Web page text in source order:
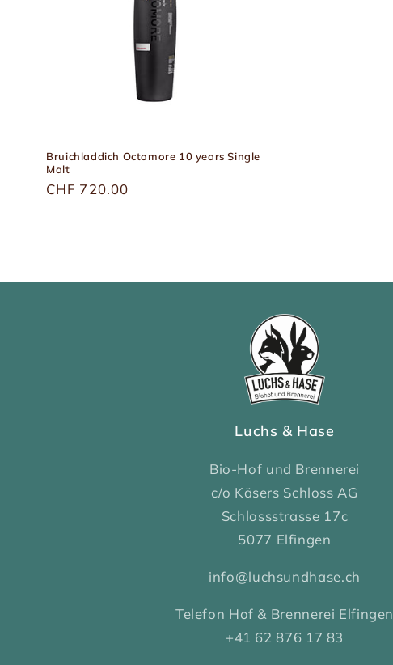
Bruichladdich Octomore 10 years Single
Malt
Üblicher
CHF 720.00
Luchs & Hase
Bio-Hof und Brennerei
c/o Käsers Schloss AG
Schlossstrasse 17c
5077 Elfingen
info@luchsundhase.ch
Telefon Hof & Brennerei Elfingen
+41 62 876 17 83